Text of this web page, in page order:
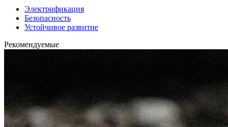
Электрификация
Безопасность
Устойчивое развитие
Рекомендуемые